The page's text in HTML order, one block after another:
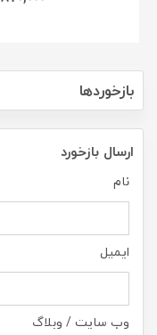
بازخوردها
ارسال بازخورد
نام
ایمیل
وب سایت / وبلاگ